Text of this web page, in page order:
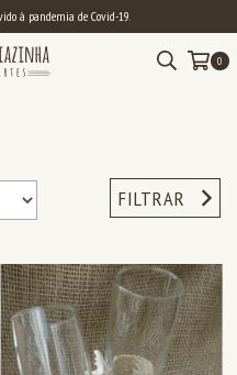
à pandemia de Covid-19.
0
FILTRAR